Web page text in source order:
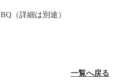
（詳細は別途）
一覧へ戻る